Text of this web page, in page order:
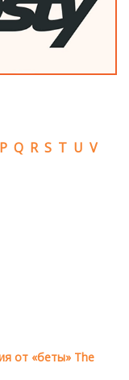
P Q R S T U V
от «беты» The